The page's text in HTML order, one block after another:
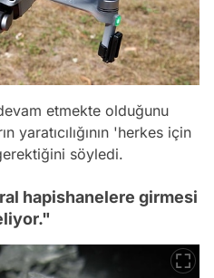
etmekte olduğunu
yaratıcılığının 'herkes için
söyledi.
hapishanelere girmesi